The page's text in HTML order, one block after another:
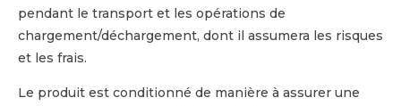
pendant le transport et les opérations de
chargement/déchargement, dont il assumera les risques
et les frais.
Le produit est conditionné de manière à assurer une